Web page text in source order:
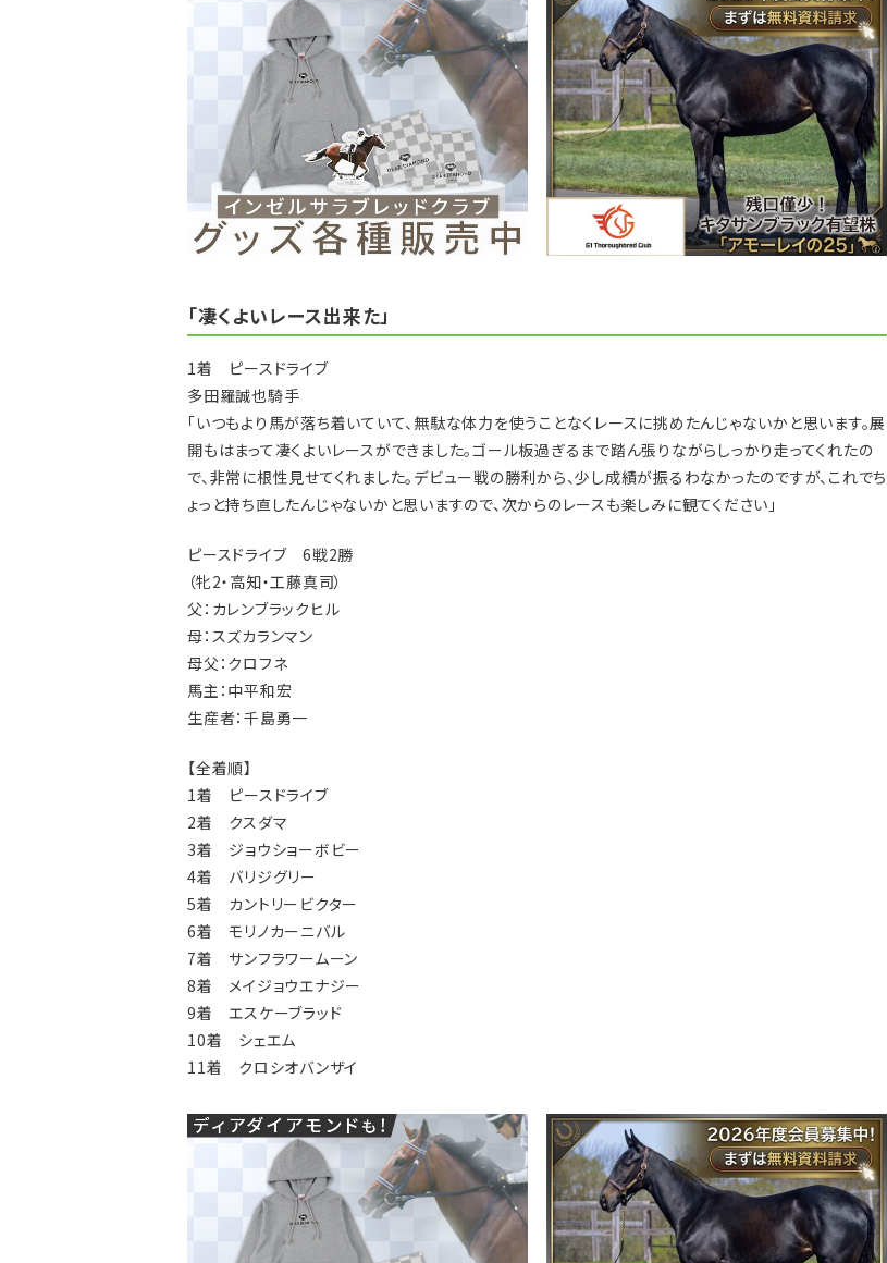
「凄くよいレース出来た」
1着 ピースドライブ
多田羅誠也騎手
「いつもより馬が落ち着いていて、無駄な体力を使うことなくレースに挑めたんじゃないかと思います。展
開もはまって凄くよいレースができました。ゴール板過ぎるまで踏ん張りながらしっかり走ってくれたの
で、非常に根性見せてくれました。デビュー戦の勝利から、少し成績が振るわなかったのですが、これでち
ょっと持ち直したんじゃないかと思いますので、次からのレースも楽しみに観てください」
ピースドライブ 6戦2勝
（牝2・高知・工藤真司）
父：カレンブラックヒル
母：スズカランマン
母父：クロフネ
馬主：中平和宏
生産者：千島勇一
【全着順】
1着 ピースドライブ
2着 クスダマ
3着 ジョウショーボビー
4着 バリジグリー
5着 カントリービクター
6着 モリノカーニバル
7着 サンフラワームーン
8着 メイジョウエナジー
9着 エスケーブラッド
10着 シェエム
11着 クロシオバンザイ